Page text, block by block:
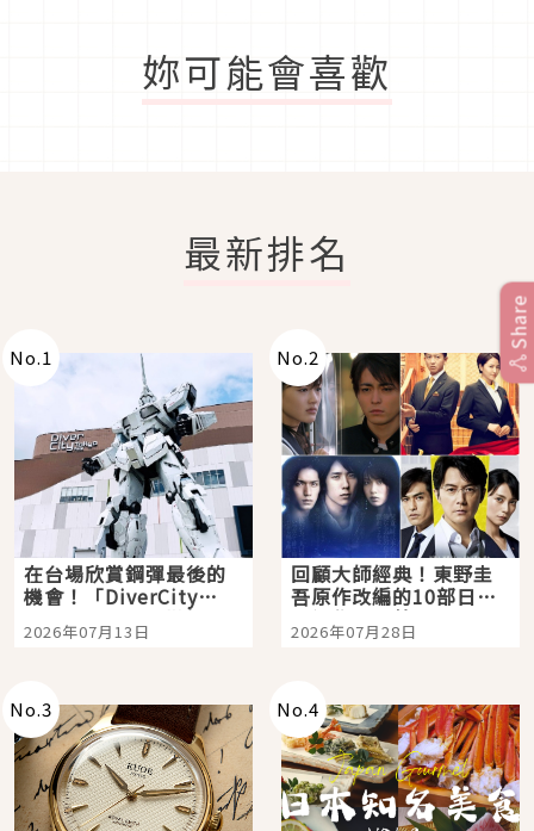
妳可能會喜歡
最新排名
No.1
在台場欣賞鋼彈最後的
機會！「DiverCity
Tokyo Plaza」搭船、
購物、美食及夜景，一
2026年07月13日
No.2
回顧大師經典！東野圭
吾原作改編的10部日本
影視作品推薦
2026年07月28日
No.3 No.4
Share